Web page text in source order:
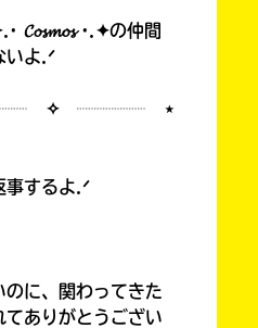
𝓒𝓸𝓼𝓶𝓸𝓼 ·.✦の仲間
いよ.ᐟ
✧ ┈┈┈┈ ⋆
事するよ.ᐟ
のに、関わってきた
てありがとうござい